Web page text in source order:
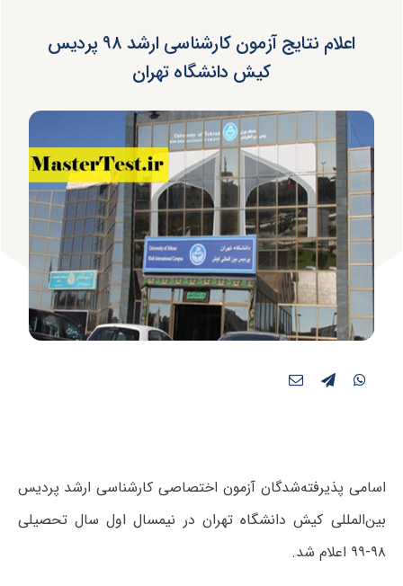
اعلام نتایج آزمون کارشناسی ارشد ۹۸ پردیس
کیش دانشگاه تهران
اسامی پذیرفته‌شدگان آزمون اختصاصی کارشناسی ارشد پردیس
بین‌المللی کیش دانشگاه تهران در نیمسال اول سال تحصیلی
۹۸-۹۹ اعلام شد.